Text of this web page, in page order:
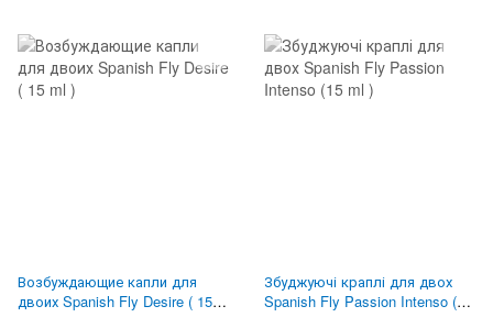
Возбуждающие капли для
двоих Spanish Fly Desire ( 15
Збуджуючі краплі для двох
Spanish Fly Passion Intenso (15